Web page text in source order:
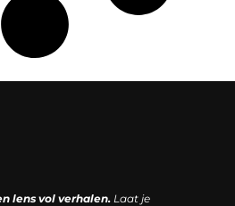
lens vol verhalen.Laat je